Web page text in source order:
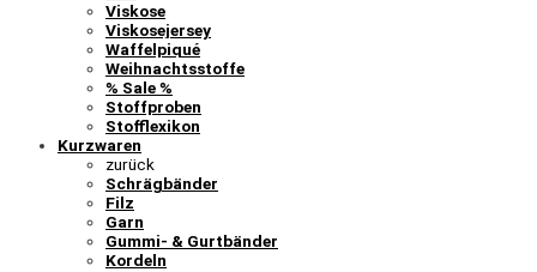
Viskose
Viskosejersey
Waffelpiqué
Weihnachtsstoffe
% Sale %
Stoffproben
Stofflexikon
Kurzwaren
zurück
Schrägbänder
Filz
Garn
Gummi- & Gurtbänder
Kordeln